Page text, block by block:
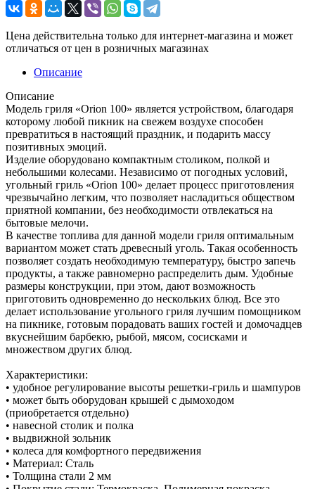
Цена действительна только для интернет-магазина и может
отличаться от цен в розничных магазинах
Описание
Описание
Модель гриля «Orion 100» является устройством, благодаря
которому любой пикник на свежем воздухе способен
превратиться в настоящий праздник, и подарить массу
позитивных эмоций.
Изделие оборудовано компактным столиком, полкой и
небольшими колесами. Независимо от погодных условий,
угольный гриль «Orion 100» делает процесс приготовления
чрезвычайно легким, что позволяет насладиться обществом
приятной компании, без необходимости отвлекаться на
бытовые мелочи.
В качестве топлива для данной модели гриля оптимальным
вариантом может стать древесный уголь. Такая особенность
позволяет создать необходимую температуру, быстро запечь
продукты, а также равномерно распределить дым. Удобные
размеры конструкции, при этом, дают возможность
приготовить одновременно до нескольких блюд. Все это
делает использование угольного гриля лучшим помощником
на пикнике, готовым порадовать ваших гостей и домочадцев
вкуснейшим барбекю, рыбой, мясом, сосисками и
множеством других блюд.
Характеристики:
• удобное регулирование высоты решетки-гриль и шампуров
• может быть оборудован крышей с дымоходом
(приобретается отдельно)
• навесной столик и полка
• выдвижной зольник
• колеса для комфортного передвижения
• Материал: Сталь
• Толщина стали 2 мм